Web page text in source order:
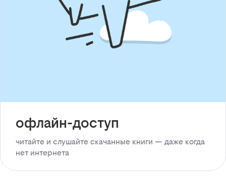
офлайн-доступ
читайте и слушайте скачанные книги — даже когда
нет интернета